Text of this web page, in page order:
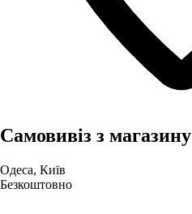
Самовивіз з магазину
Одеса, Київ
Безкоштовно